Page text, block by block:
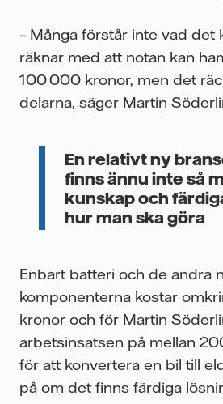
– Många förstår inte vad det
räknar med att notan kan
100 000 kronor, men det
delarna, säger Martin
En relativt ny
finns ännu inte så
kunskap och
hur man ska göra
Enbart batteri och de andra
komponenterna kostar
kronor och för Martin
arbetsinsatsen på mellan
för att konvertera en bil till
på om det finns färdiga